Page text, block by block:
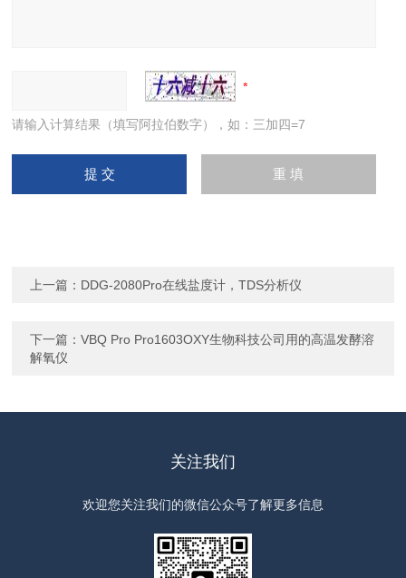
请输入计算结果（填写阿拉伯数字），如：三加四=7
上一篇： DDG-2080Pro在线盐度计，TDS分析仪
下一篇：VBQ Pro Pro1603OXY生物科技公司用的高温发酵溶
解氧仪
关注我们
欢迎您关注我们的微信公众号了解更多信息